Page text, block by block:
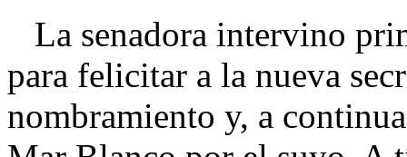
La senadora intervino
para felicitar a la nueva
nombramiento y, a